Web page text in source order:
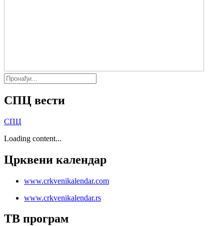
СПЦ вести
СПЦ
Loading content...
Црквени календар
www.crkvenikalendar.com
www.crkvenikalendar.rs
ТВ програм